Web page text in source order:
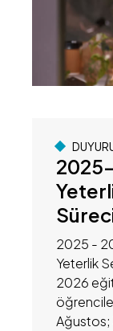
2025 -
Yeterlik
2026
Ağustos;